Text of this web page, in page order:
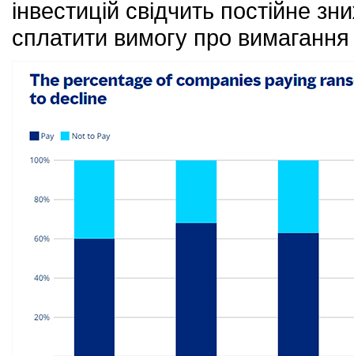
інвестицій свідчить постійне
сплатити вимогу про